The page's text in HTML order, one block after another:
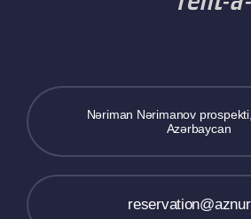
Nəriman Nərimanov prospekti,
Azərbaycan